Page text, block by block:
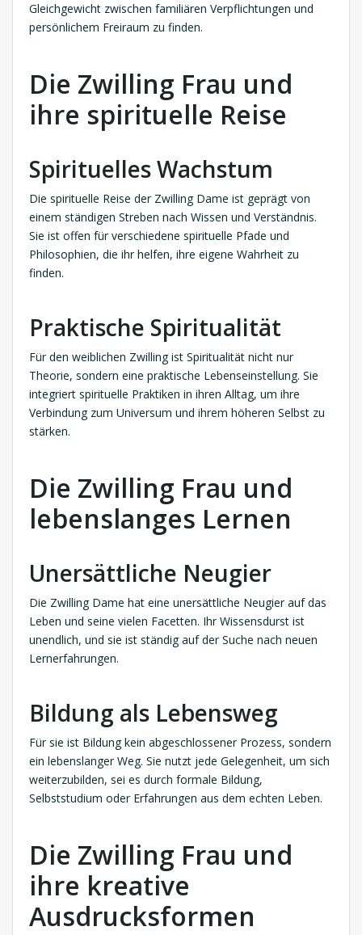
Gleichgewicht zwischen familiären Verpflichtungen und
persönlichem Freiraum zu finden.
Die Zwilling Frau und
ihre spirituelle Reise
Spirituelles Wachstum
Die spirituelle Reise der Zwilling Dame ist geprägt von
einem ständigen Streben nach Wissen und Verständnis.
Sie ist offen für verschiedene spirituelle Pfade und
Philosophien, die ihr helfen, ihre eigene Wahrheit zu
finden.
Praktische Spiritualität
Für den weiblichen Zwilling ist Spiritualität nicht nur
Theorie, sondern eine praktische Lebenseinstellung. Sie
integriert spirituelle Praktiken in ihren Alltag, um ihre
Verbindung zum Universum und ihrem höheren Selbst zu
stärken.
Die Zwilling Frau und
lebenslanges Lernen
Unersättliche Neugier
Die Zwilling Dame hat eine unersättliche Neugier auf das
Leben und seine vielen Facetten. Ihr Wissensdurst ist
unendlich, und sie ist ständig auf der Suche nach neuen
Lernerfahrungen.
Bildung als Lebensweg
Für sie ist Bildung kein abgeschlossener Prozess, sondern
ein lebenslanger Weg. Sie nutzt jede Gelegenheit, um sich
weiterzubilden, sei es durch formale Bildung,
Selbststudium oder Erfahrungen aus dem echten Leben.
Die Zwilling Frau und
ihre kreative
Ausdrucksformen